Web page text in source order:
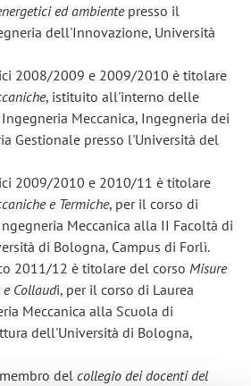
ed ambientepresso il
dell'Innovazione, Università
2008/2009 e 2009/2010 è titolare
, istituito all'interno delle
Meccanica, Ingegneria dei
Gestionale presso l'Università del
2009/2010 e 2010/11 è titolare
e Termiche, per il corso di
Meccanica alla II Facoltà di
di Bologna, Campus di Forlì.
2011/12 è titolare del corsoMisure
e Collaudi, per il corso di Laurea
Meccanica alla Scuola di
dell'Università di Bologna,
delcollegio dei docenti del